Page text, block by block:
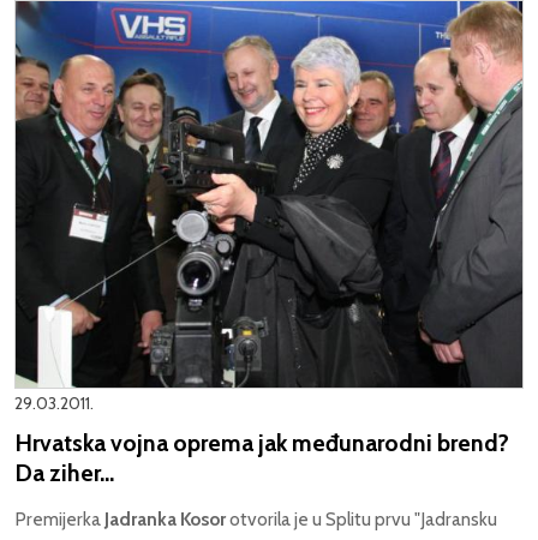
29.03.2011.
Hrvatska vojna oprema jak međunarodni brend?
Da ziher...
Premijerka Jadranka Kosorotvorila je u Splitu prvu "Jadransku